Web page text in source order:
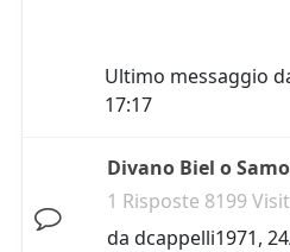
Ultimo messaggio
17:17
Divano Biel o
1 Risposte 8199
da dcappelli1971,